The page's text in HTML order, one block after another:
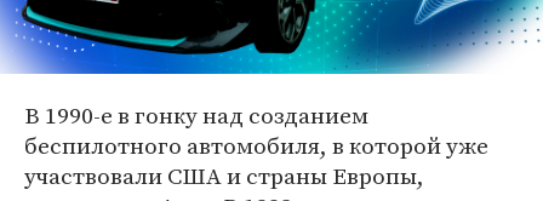
В 1990-е в гонку над созданием
беспилотного автомобиля, в которой уже
участвовали США и страны Европы,